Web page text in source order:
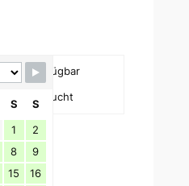
Verfügbar
Gebucht
S
S
1
2
8
9
15
16